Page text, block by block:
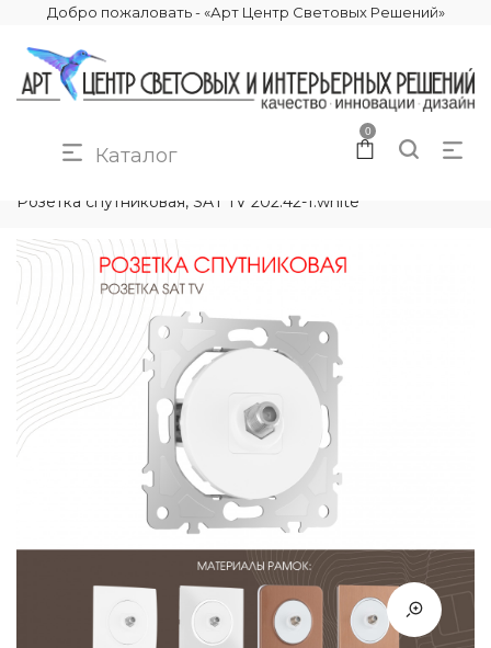
Добро пожаловать - «Арт Центр Световых Решений»
Каталог
0
Розетка спутниковая, SAT TV 202.42-1.white